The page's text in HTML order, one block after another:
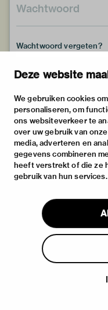
Deze website
We gebruiken cookies
personaliseren, om
ons websiteverkeer te
over uw gebruik van
media, adverteren en
gegevens combineren
heeft verstrekt of die ze
gebruik van hun services.
Wachtwoord vergeten?